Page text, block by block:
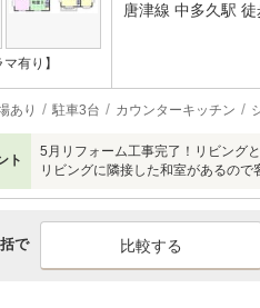
マ有り】
唐津線 中多久駅
あり 駐車3台 カウンターキッチン
ト
5月リフォーム工事完了！リビング
リビングに隣接した和室があるの
で